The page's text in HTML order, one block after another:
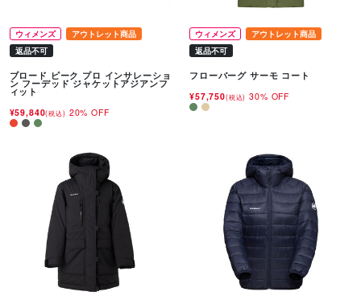
ウィメンズ
アウトレット商品
返品不可
ブロード ピーク プロ インサレーショ
ン フーデッド ジャケットアジアンフ
ィット
¥59,840(税込) 20% OFF
ウィメンズ
アウトレット商品
返品不可
フローバーグ サーモ コート
¥57,750(税込) 30% OFF